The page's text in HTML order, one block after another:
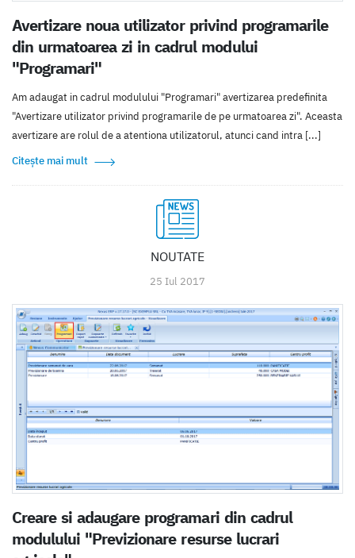
Avertizare noua utilizator privind programarile
din urmatoarea zi in cadrul modului
"Programari"
Am adaugat in cadrul modulului "Programari" avertizarea predefinita
"Avertizare utilizator privind programarile de pe urmatoarea zi". Aceasta
avertizare are rolul de a atentiona utilizatorul, atunci cand intra [...]
Citește mai mult
NOUTATE
25 Iul 2017
Creare si adaugare programari din cadrul
modulului "Previzionare resurse lucrari